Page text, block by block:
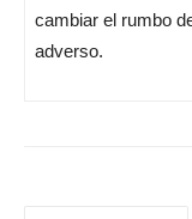
cambiar el rumbo
adverso.